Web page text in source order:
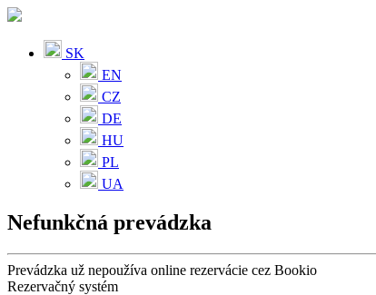
SK
EN
CZ
DE
HU
PL
UA
Nefunkčná prevádzka
Prevádzka už nepoužíva online rezervácie cez Bookio
Rezervačný systém